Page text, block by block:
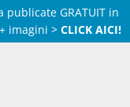
GRATUIT in
imagini > CLICK AICI!